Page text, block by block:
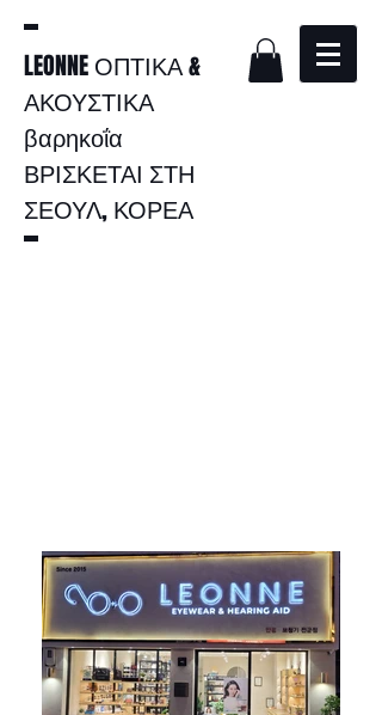
LEONNE ΟΠΤΙΚΑ &
ΑΚΟΥΣΤΙΚΑ
βαρηκοΐα
ΒΡΙΣΚΕΤΑΙ ΣΤΗ
ΣΕΟΥΛ, ΚΟΡΕΑ